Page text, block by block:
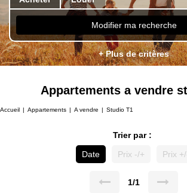
Modifier ma recherche
+ Plus de critères
Appartements a vendre
Accueil Appartements A vendre Studio T1
Trier par :
Date
Prix -/+ Prix
1/1